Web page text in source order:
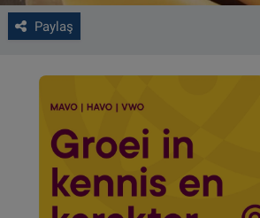
Paylaş